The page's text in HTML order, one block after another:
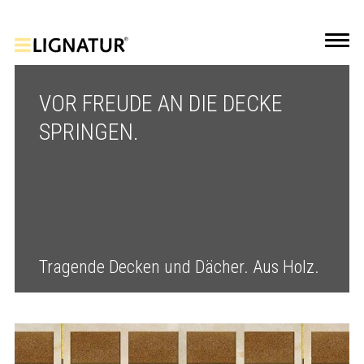
VOR FREUDE AN DIE DECKE
SPRINGEN.
Tragende Decken und Dächer. Aus Holz.